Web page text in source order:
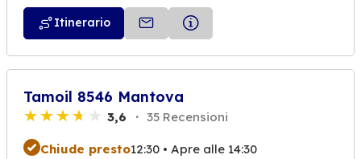
Itinerario
Tamoil 8546 Mantova
3,6 35 Recensioni
Chiude presto12:30 • Apre alle 14:30